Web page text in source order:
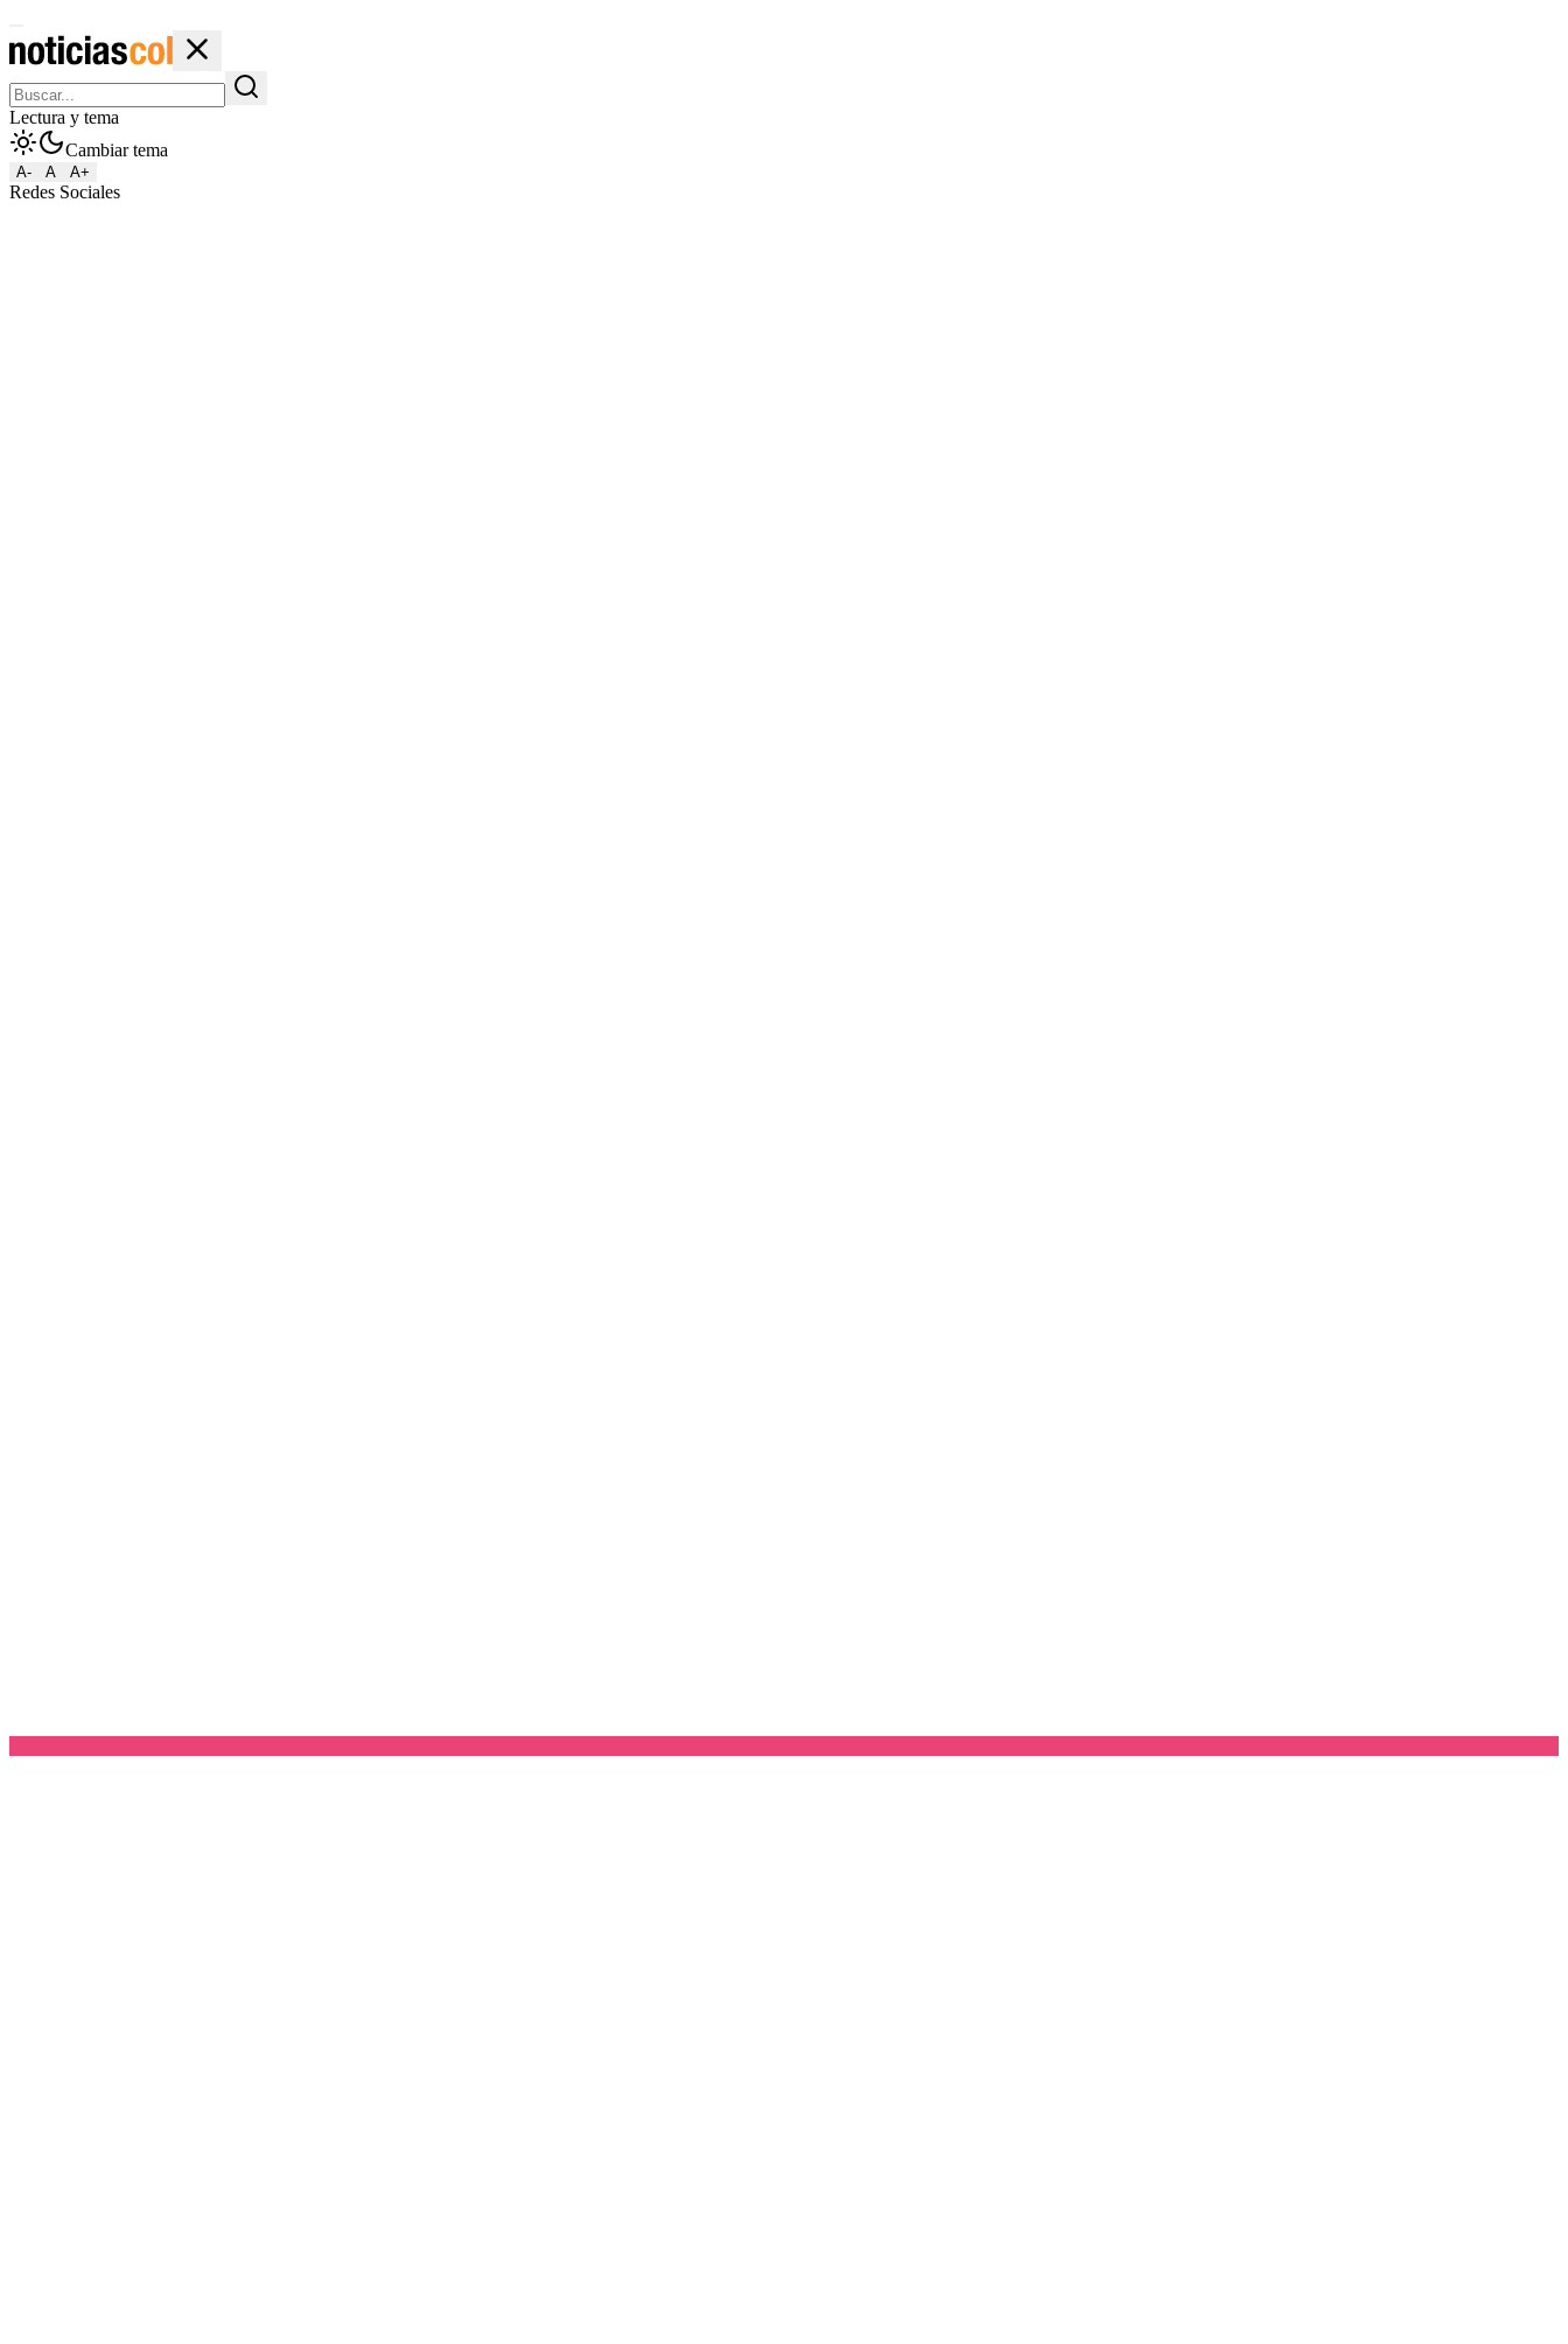
Lectura y tema
Cambiar tema
A- A A+
Redes Sociales